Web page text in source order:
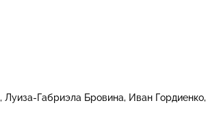
Луиза-Габриэла Бровина Иван Гордиенко